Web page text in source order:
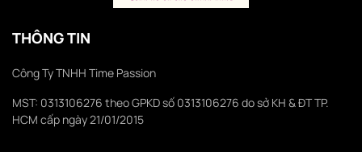
THÔNG TIN
Công Ty TNHH Time Passion
MST: 0313106276 theo GPKD số 0313106276 do sở KH & ĐT TP.
HCM cấp ngày 21/01/2015